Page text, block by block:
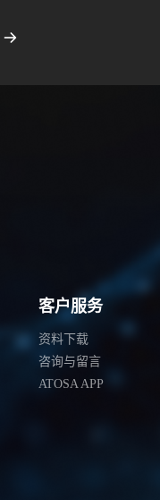
客户服务
资料下载
咨询与留言
ATOSA APP